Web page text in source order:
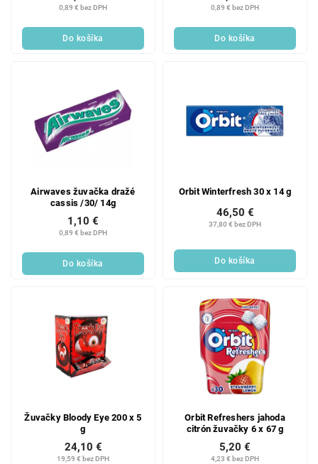
0,89 € bez DPH
Do košíka
0,89 € bez DPH
Do košíka
Airwaves žuvačka dražé
cassis /30/ 14g
0,89 € bez DPH
1,10 €
Do košíka
Orbit Winterfresh 30 x 14 g
37,80 € bez DPH
46,50 €
Do košíka
Žuvačky Bloody Eye 200 x 5
g
19,59 € bez DPH
24,10 €
Orbit Refreshers jahoda
citrón žuvačky 6 x 67 g
4,23 € bez DPH
5,20 €